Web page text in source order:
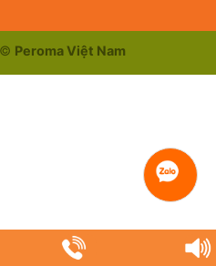
Peroma Việt Nam